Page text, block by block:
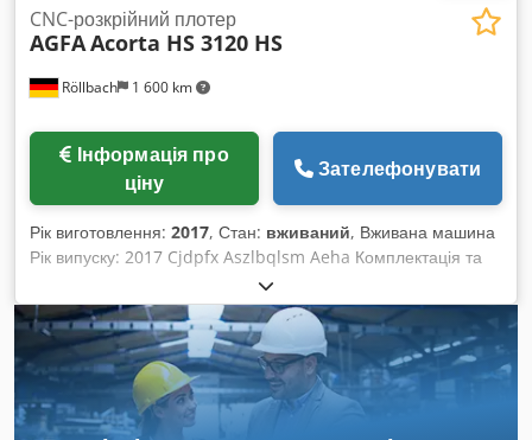
Röllbach 1 600 km
CNC-розкрійний плотер
AGFAAcorta HS 3120 HS
ціну
Зателефонувати
Рік виготовлення: 2017, Стан: вживаний, Вживана машина
Рік випуску: 2017 Cjdpfx Aszlbqlsm Aeha Комплектація та
технічні характеристики: - Автоматичний ріжучий плотер із
всмоктувальними секторами на робочій поверхні -
Автоматичний ріжучий стіл з автоматичним розпізнаванням
друкованих зображень і референсних точок - Робоча
поверхня складається з 40 окремих вакуумних секторів, які
автоматично активуються за потребою -
Багатофункціональна ріжуча головка для різання, біговки та